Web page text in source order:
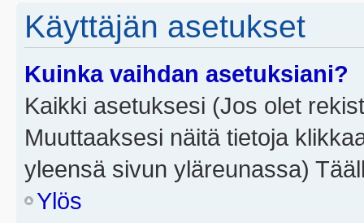
Käyttäjän asetukset
Kuinka vaihdan asetuksiani?
Kaikki asetuksesi (Jos olet
Muuttaaksesi näitä tietoja
yleensä sivun yläreunassa)
Ylös